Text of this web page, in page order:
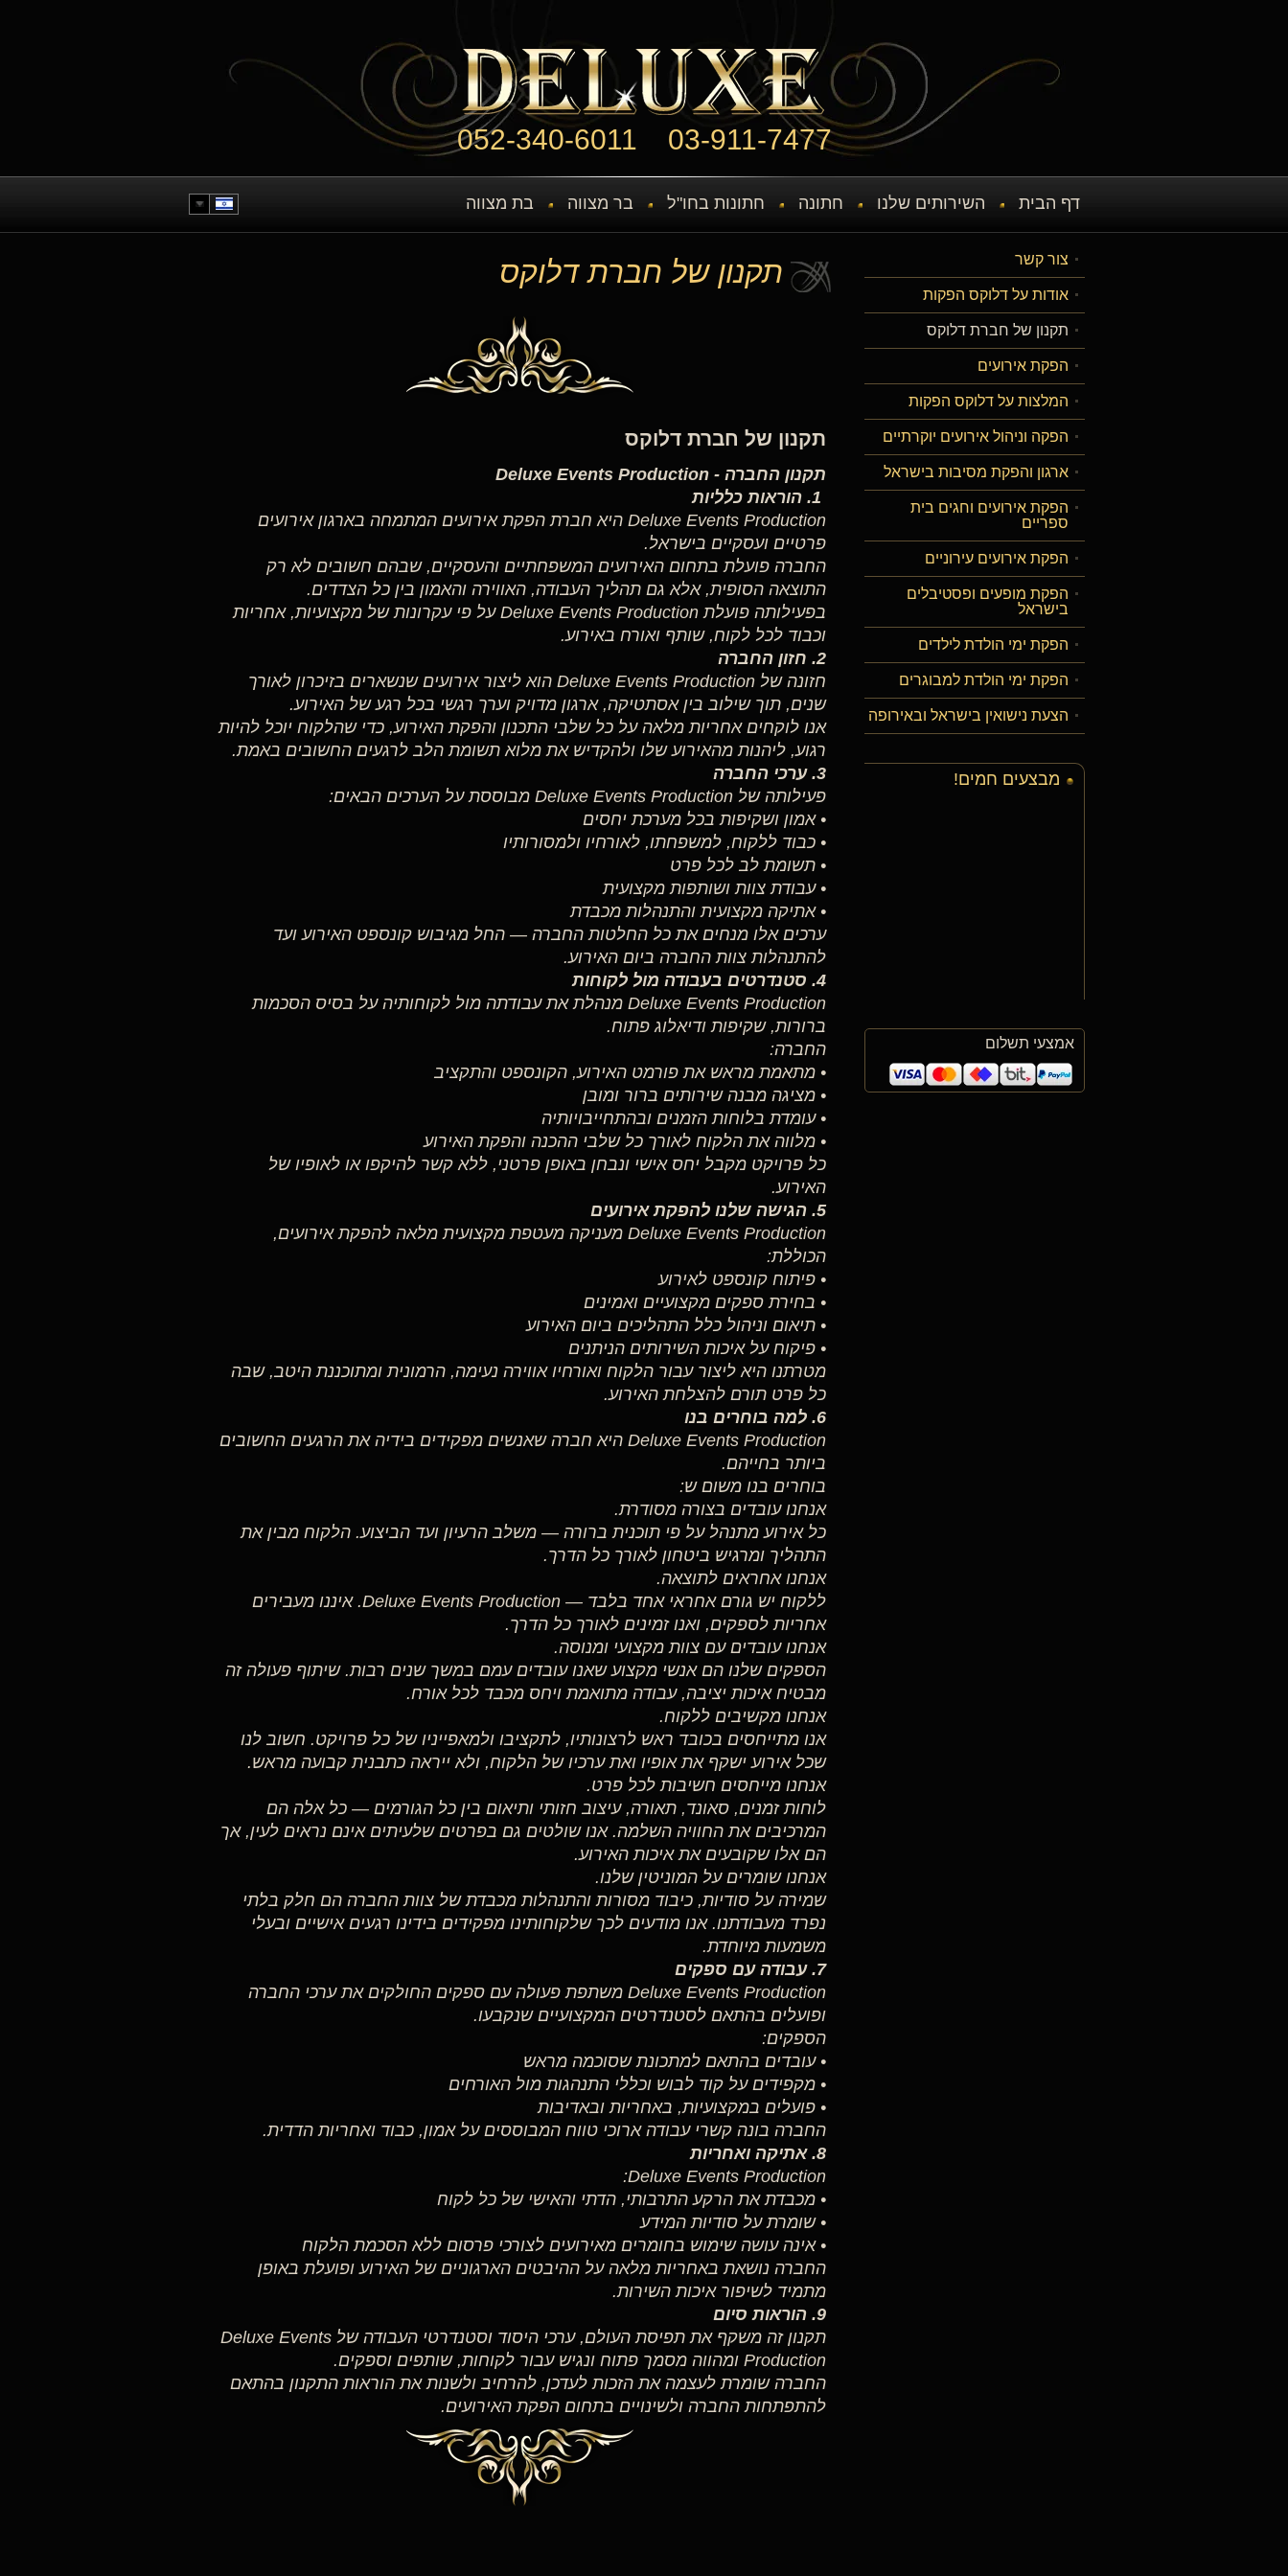
052-340-6011 03-911-7477
דף הבית השירותים שלנו חתונה חתונות בחו"ל בר מצווה בת מצווה
תקנון של חברת דלוקס
תקנון של חברת דלוקס
תקנון החברה - Deluxe Events Production
Deluxe Events Production היא חברת הפקת אירועים המתמחה בארגון אירועים
פרטיים ועסקיים בישראל.
החברה פועלת בתחום האירועים המשפחתיים והעסקיים, שבהם חשובים לא רק
התוצאה הסופית, אלא גם תהליך העבודה, האווירה והאמון בין כל הצדדים.
בפעילותה פועלת Deluxe Events Production על פי עקרונות של מקצועיות, אחריות
וכבוד לכל לקוח, שותף ואורח באירוע.
2. חזון החברה
חזונה של Deluxe Events Production הוא ליצור אירועים שנשארים בזיכרון לאורך
שנים, תוך שילוב בין אסתטיקה, ארגון מדויק וערך רגשי בכל רגע של האירוע.
אנו לוקחים אחריות מלאה על כל שלבי התכנון והפקת האירוע, כדי שהלקוח יוכל להיות
רגוע, ליהנות מהאירוע שלו ולהקדיש את מלוא תשומת הלב לרגעים החשובים באמת.
3. ערכי החברה
פעילותה של Deluxe Events Production מבוססת על הערכים הבאים:
• אמון ושקיפות בכל מערכת יחסים
• כבוד ללקוח, למשפחתו, לאורחיו ולמסורותיו
• תשומת לב לכל פרט
• עבודת צוות ושותפות מקצועית
• אתיקה מקצועית והתנהלות מכבדת
ערכים אלו מנחים את כל החלטות החברה — החל מגיבוש קונספט האירוע ועד
להתנהלות צוות החברה ביום האירוע.
4. סטנדרטים בעבודה מול לקוחות
Deluxe Events Production מנהלת את עבודתה מול לקוחותיה על בסיס הסכמות
ברורות, שקיפות ודיאלוג פתוח.
החברה:
• מתאמת מראש את פורמט האירוע, הקונספט והתקציב
• מציגה מבנה שירותים ברור ומובן
• עומדת בלוחות הזמנים ובהתחייבויותיה
• מלווה את הלקוח לאורך כל שלבי ההכנה והפקת האירוע
כל פרויקט מקבל יחס אישי ונבחן באופן פרטני, ללא קשר להיקפו או לאופיו של
האירוע.
5. הגישה שלנו להפקת אירועים
Deluxe Events Production מעניקה מעטפת מקצועית מלאה להפקת אירועים,
הכוללת:
• פיתוח קונספט לאירוע
• בחירת ספקים מקצועיים ואמינים
• תיאום וניהול כלל התהליכים ביום האירוע
• פיקוח על איכות השירותים הניתנים
מטרתנו היא ליצור עבור הלקוח ואורחיו אווירה נעימה, הרמונית ומתוכננת היטב, שבה
כל פרט תורם להצלחת האירוע.
6. למה בוחרים בנו
Deluxe Events Production היא חברה שאנשים מפקידים בידיה את הרגעים החשובים
ביותר בחייהם.
בוחרים בנו משום ש:
אנחנו עובדים בצורה מסודרת.
כל אירוע מתנהל על פי תוכנית ברורה — משלב הרעיון ועד הביצוע. הלקוח מבין את
התהליך ומרגיש ביטחון לאורך כל הדרך.
אנחנו אחראים לתוצאה.
ללקוח יש גורם אחראי אחד בלבד — Deluxe Events Production. איננו מעבירים
אחריות לספקים, ואנו זמינים לאורך כל הדרך.
אנחנו עובדים עם צוות מקצועי ומנוסה.
הספקים שלנו הם אנשי מקצוע שאנו עובדים עמם במשך שנים רבות. שיתוף פעולה זה
מבטיח איכות יציבה, עבודה מתואמת ויחס מכבד לכל אורח.
אנחנו מקשיבים ללקוח.
אנו מתייחסים בכובד ראש לרצונותיו, לתקציבו ולמאפייניו של כל פרויקט. חשוב לנו
שכל אירוע ישקף את אופיו ואת ערכיו של הלקוח, ולא ייראה כתבנית קבועה מראש.
אנחנו מייחסים חשיבות לכל פרט.
לוחות זמנים, סאונד, תאורה, עיצוב חזותי ותיאום בין כל הגורמים — כל אלה הם
המרכיבים את החוויה השלמה. אנו שולטים גם בפרטים שלעיתים אינם נראים לעין, אך
הם אלו שקובעים את איכות האירוע.
אנחנו שומרים על המוניטין שלנו.
שמירה על סודיות, כיבוד מסורות והתנהלות מכבדת של צוות החברה הם חלק בלתי
נפרד מעבודתנו. אנו מודעים לכך שלקוחותינו מפקידים בידינו רגעים אישיים ובעלי
משמעות מיוחדת.
7. עבודה עם ספקים
Deluxe Events Production משתפת פעולה עם ספקים החולקים את ערכי החברה
ופועלים בהתאם לסטנדרטים המקצועיים שנקבעו.
הספקים:
• עובדים בהתאם למתכונת שסוכמה מראש
• מקפידים על קוד לבוש וכללי התנהגות מול האורחים
• פועלים במקצועיות, באחריות ובאדיבות
החברה בונה קשרי עבודה ארוכי טווח המבוססים על אמון, כבוד ואחריות הדדית.
8. אתיקה ואחריות
Deluxe Events Production:
• מכבדת את הרקע התרבותי, הדתי והאישי של כל לקוח
• שומרת על סודיות המידע
• אינה עושה שימוש בחומרים מאירועים לצורכי פרסום ללא הסכמת הלקוח
החברה נושאת באחריות מלאה על ההיבטים הארגוניים של האירוע ופועלת באופן
מתמיד לשיפור איכות השירות.
9. הוראות סיום
תקנון זה משקף את תפיסת העולם, ערכי היסוד וסטנדרטי העבודה של Deluxe Events
Production ומהווה מסמך פתוח ונגיש עבור לקוחות, שותפים וספקים.
החברה שומרת לעצמה את הזכות לעדכן, להרחיב ולשנות את הוראות התקנון בהתאם
להתפתחות החברה ולשינויים בתחום הפקת האירועים.
צור קשר
אודות על דלוקס הפקות
תקנון של חברת דלוקס
הפקת אירועים
המלצות על דלוקס הפקות
הפקה וניהול אירועים יוקרתיים
ארגון והפקת מסיבות בישראל
הפקת אירועים וחגים בית
ספריים
הפקת אירועים עירוניים
הפקת מופעים ופסטיבלים
בישראל
הפקת ימי הולדת לילדים
הפקת ימי הולדת למבוגרים
הצעת נישואין בישראל ובאירופה
מבצעים חמים!
אמצעי תשלום